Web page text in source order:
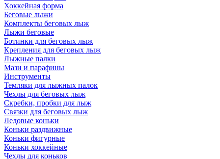
Хоккейная форма
Беговые лыжи
Комплекты беговых лыж
Лыжи беговые
Ботинки для беговых лыж
Крепления для беговых лыж
Лыжные палки
Мази и парафины
Инструменты
Темляки для лыжных палок
Чехлы для беговых лыж
Скребки, пробки для лыж
Связки для беговых лыж
Ледовые коньки
Коньки раздвижные
Коньки фигурные
Коньки хоккейные
Чехлы для коньков